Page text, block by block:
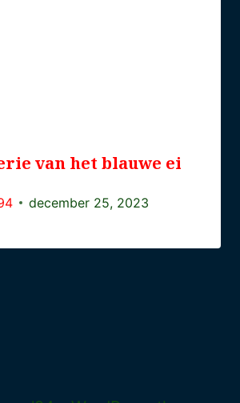
van het blauwe ei
december 25, 2023